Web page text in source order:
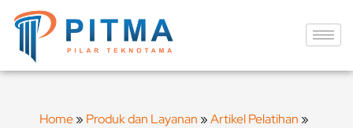
Home» Produk dan Layanan »Artikel Pelatihan »